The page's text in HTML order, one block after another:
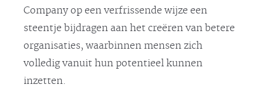
Company op een verfrissende wijze een
steentje bijdragen aan het creëren van betere
organisaties, waarbinnen mensen zich
volledig vanuit hun potentieel kunnen
inzetten.